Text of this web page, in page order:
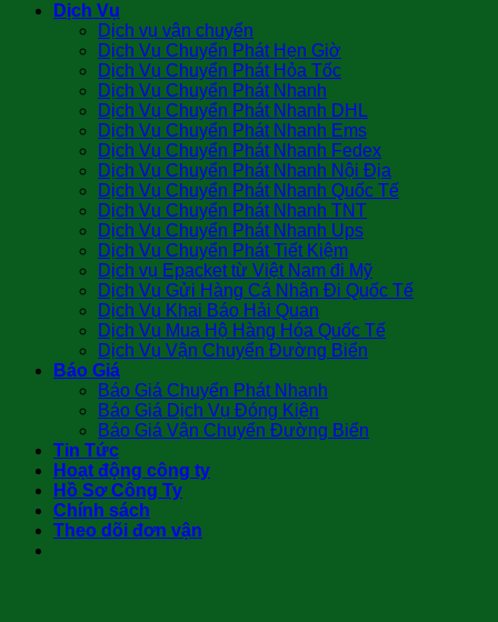
Dịch Vụ
Dịch vụ vận chuyển
Dịch Vụ Chuyển Phát Hẹn Giờ
Dịch Vụ Chuyển Phát Hỏa Tốc
Dịch Vụ Chuyển Phát Nhanh
Dịch Vụ Chuyển Phát Nhanh DHL
Dịch Vụ Chuyển Phát Nhanh Ems
Dịch Vụ Chuyển Phát Nhanh Fedex
Dịch Vụ Chuyển Phát Nhanh Nội Địa
Dịch Vụ Chuyển Phát Nhanh Quốc Tế
Dịch Vụ Chuyển Phát Nhanh TNT
Dịch Vụ Chuyển Phát Nhanh Ups
Dịch Vụ Chuyển Phát Tiết Kiệm
Dịch vụ Epacket từ Việt Nam đi Mỹ
Dịch Vụ Gửi Hàng Cá Nhân Đi Quốc Tế
Dịch Vụ Khai Báo Hải Quan
Dịch Vụ Mua Hộ Hàng Hóa Quốc Tế
Dịch Vụ Vận Chuyển Đường Biển
Báo Giá
Báo Giá Chuyển Phát Nhanh
Báo Giá Dịch Vụ Đóng Kiện
Báo Giá Vận Chuyển Đường Biển
Tin Tức
Hoạt động công ty
Hồ Sơ Công Ty
Chính sách
Theo dõi đơn vận